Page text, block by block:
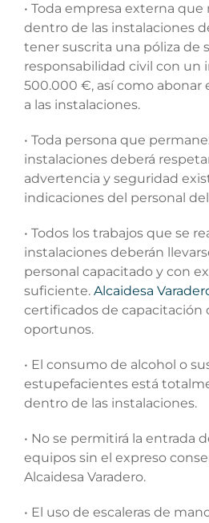
• Toda empresa externa que
dentro de las instalaciones
tener suscrita una póliza de
responsabilidad civil con
500.000 €, así como abonar
a las instalaciones.
• Toda persona que
instalaciones deberá
advertencia y seguridad
indicaciones del personal
• Todos los trabajos que se
instalaciones deberán
personal capacitado y con
suficiente. Alcaidesa
certificados de capacitación
oportunos.
• El consumo de alcohol o
estupefacientes está
dentro de las instalaciones.
• No se permitirá la entrada
equipos sin el expreso
Alcaidesa Varadero.
• El uso de escaleras de